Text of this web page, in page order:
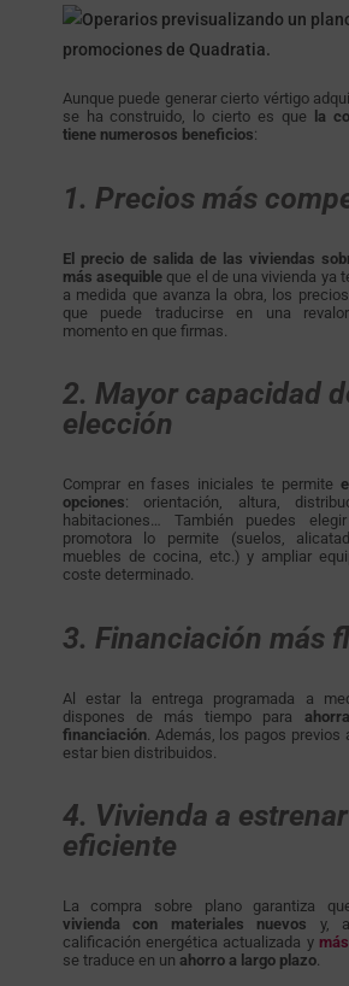
Aunque puede generar cierto vértigo
se ha construido, lo cierto es que
la
tiene numerosos beneficios:
1. Precios más
El precio de salida de las viviendas
más asequible que el de una vivienda ya
a medida que avanza la obra, los
que puede traducirse en una
momento en que firmas.
2. Mayor capacidad
elección
Comprar en fases iniciales te permite
opciones: orientación, altura,
habitaciones… También puedes
promotora lo permite (suelos,
muebles de cocina, etc.) y ampliar
coste determinado.
3. Financiación más
Al estar la entrega programada a
dispones de más tiempo para
financiación. Además, los pagos previos
estar bien distribuidos.
4. Vivienda a
eficiente
La compra sobre plano garantiza
vivienda con materiales nuevos y,
calificación energética actualizada y
se traduce en un ahorro a largo plazo.